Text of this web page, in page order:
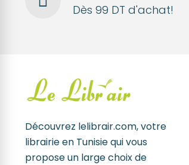
Dès 99 DT d'achat!
Découvrez lelibrair.com, votre
librairie en Tunisie qui vous
propose un large choix de